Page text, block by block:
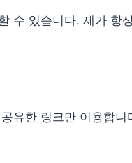
수 있습니다. 제가 항
유한 링크만 이용합